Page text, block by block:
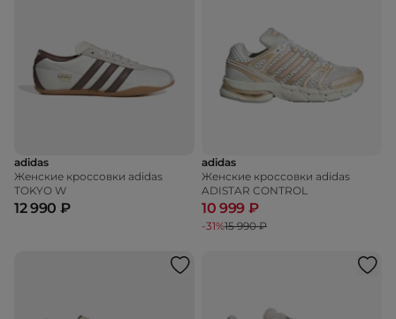
adidas
Женские кроссовки adidas
TOKYO W
12 990 ₽
adidas
Женские кроссовки adidas
ADISTAR CONTROL
10 999 ₽
-31%15 990 ₽